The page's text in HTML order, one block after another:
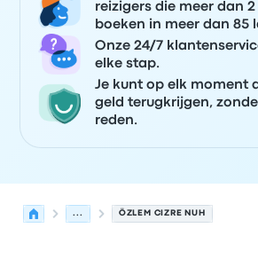
reizigers die meer dan
boeken in meer dan 85
Onze 24/7
elke stap.
Je kunt op elk moment
geld terugkrijgen,
reden.
... ÖZLEM CIZRE NUH